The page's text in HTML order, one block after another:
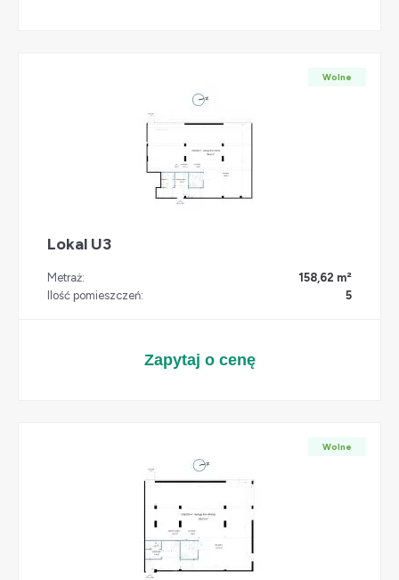
Wolne
Lokal U3
Metraż:
158,62 m²
Ilość pomieszczeń:
5
Zapytaj o cenę
Wolne